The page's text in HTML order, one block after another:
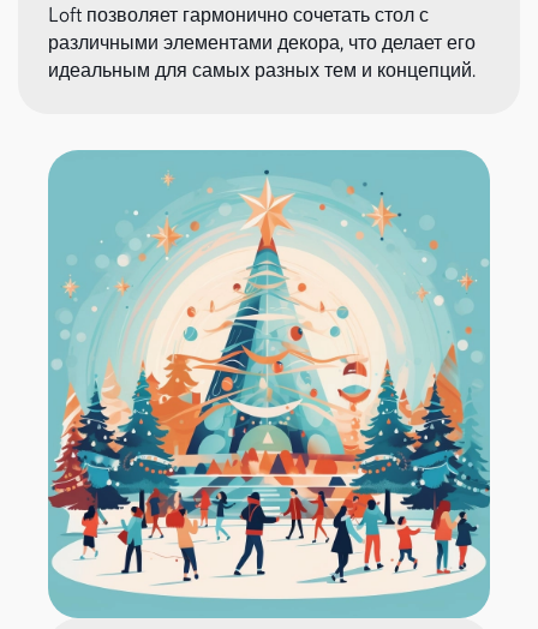
Loft позволяет гармонично сочетать стол с
различными элементами декора, что делает его
идеальным для самых разных тем и концепций.